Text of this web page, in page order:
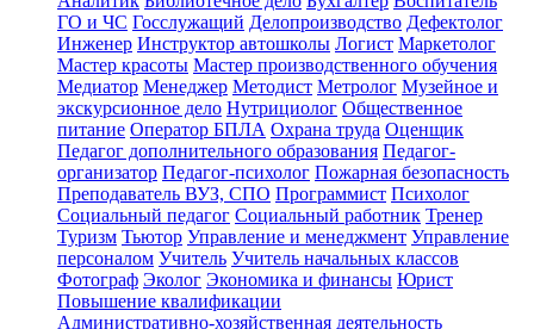
ГО и ЧС Госслужащий Делопроизводство Дефектолог
Инженер Инструктор автошколы Логист Маркетолог
Мастер красоты Мастер производственного обучения
Медиатор Менеджер Методист Метролог Музейное и
экскурсионное дело Нутрициолог Общественное
питание Оператор БПЛА Охрана труда Оценщик
Педагог дополнительного образования Педагог-
организатор Педагог-психолог Пожарная безопасность
Преподаватель ВУЗ, СПО Программист Психолог
Социальный педагог Социальный работник Тренер
Туризм Тьютор Управление и менеджмент Управление
персоналом Учитель Учитель начальных классов
Фотограф Эколог Экономика и финансы Юрист
Повышение квалификации
Административно-хозяйственная деятельность